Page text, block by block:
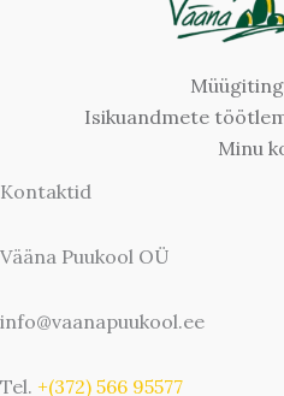
Isikuandmete
Minu
Kontaktid
Vääna Puukool OÜ
info@vaanapuukool.ee
Tel. +(372) 566 95577